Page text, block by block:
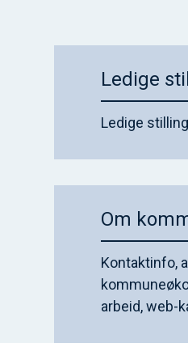
Ledige
Ledige
Om
Kontaktinfo,
arbeid, web-